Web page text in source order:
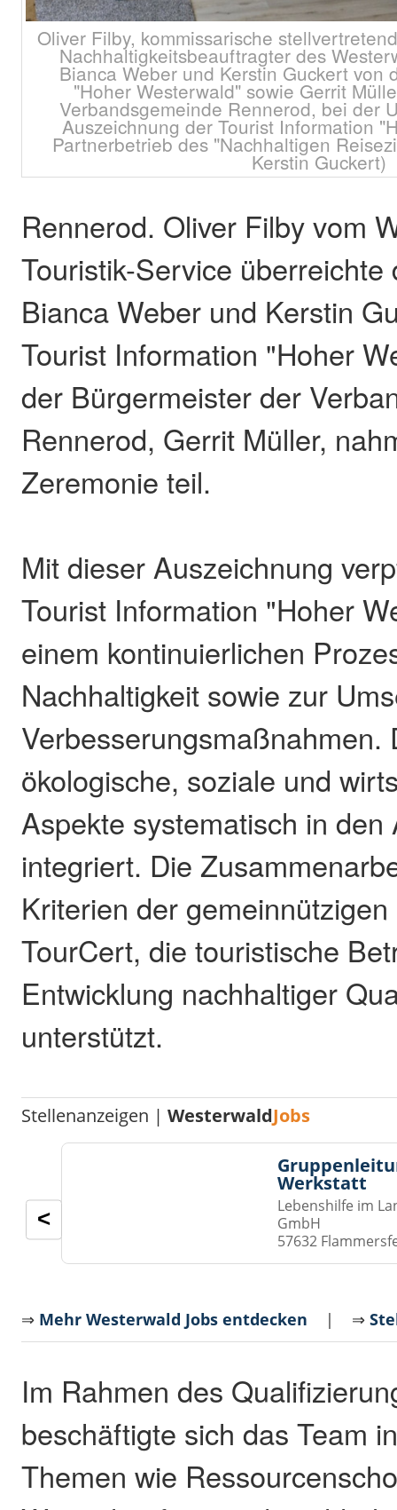
Oliver Filby, kommissarische
Nachhaltigkeitsbeauftragter des
Bianca Weber und Kerstin Guckert von
"Hoher Westerwald" sowie Gerrit
Verbandsgemeinde Rennerod, bei der
Auszeichnung der Tourist Information
Partnerbetrieb des "Nachhaltigen
Kerstin Guckert)
Rennerod. Oliver Filby vom
Touristik-Service überreichte
Bianca Weber und Kerstin
Tourist Information "Hoher
der Bürgermeister der
Rennerod, Gerrit Müller,
Zeremonie teil.
Mit dieser Auszeichnung
Tourist Information "Hoher
einem kontinuierlichen
Nachhaltigkeit sowie zur
Verbesserungsmaßnahmen.
ökologische, soziale und
Aspekte systematisch in den
integriert. Die
Kriterien der
TourCert, die touristische
Entwicklung nachhaltiger
unterstützt.
Stellenanzeigen |WesterwaldJobs
Werkstatt
Lebenshilfe im
GmbH
57632
<
⇒ Mehr Westerwald Jobs entdecken | ⇒
Im Rahmen des
beschäftigte sich das Team
Themen wie